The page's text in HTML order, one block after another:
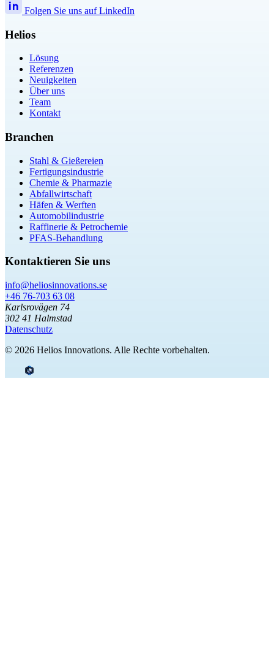
Folgen Sie uns auf LinkedIn
Helios
Lösung
Referenzen
Neuigkeiten
Über uns
Team
Kontakt
Branchen
Stahl & Gießereien
Fertigungsindustrie
Chemie & Pharmazie
Abfallwirtschaft
Häfen & Werften
Automobilindustrie
Raffinerie & Petrochemie
PFAS-Behandlung
Kontaktieren Sie uns
info@heliosinnovations.se
+46 76-703 63 08
Karlsrovägen 74
302 41 Halmstad
Datenschutz
© 2026 Helios Innovations. Alle Rechte vorbehalten.